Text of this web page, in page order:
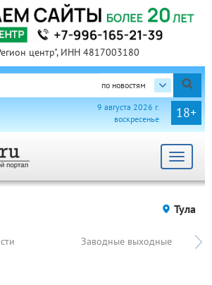
центр", ИНН 4817003180
по новостям
18+
9 августа 2026 г.
воскресенье
Toggle
Тула
Заводные выходные